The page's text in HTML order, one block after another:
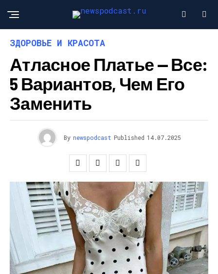
ЗДОРОВЬЕ И КРАСОТА
Атласное Платье — Все:
5 Вариантов, Чем Его
Заменить
By newspodcast Published 14.07.2025